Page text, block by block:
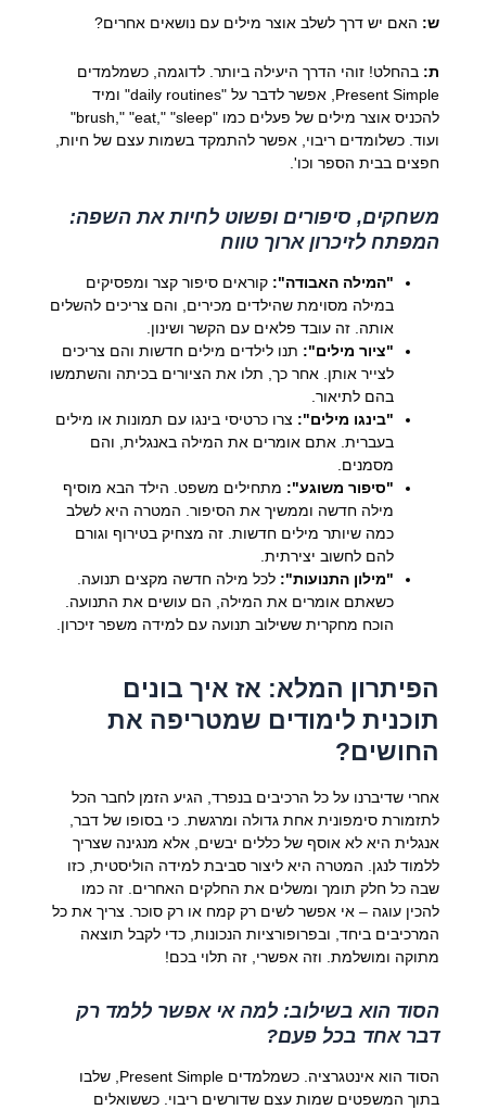
ש: האם יש דרך לשלב אוצר מילים עם נושאים אחרים?
ת: בהחלט! זוהי הדרך היעילה ביותר. לדוגמה, כשמלמדים
Present Simple, אפשר לדבר על "daily routines" ומיד
להכניס אוצר מילים של פעלים כמו "brush," "eat," "sleep"
ועוד. כשלומדים ריבוי, אפשר להתמקד בשמות עצם של חיות,
חפצים בבית הספר וכו'.
משחקים, סיפורים ופשוט לחיות את השפה:
המפתח לזיכרון ארוך טווח
"המילה האבודה": קוראים סיפור קצר ומפסיקים
במילה מסוימת שהילדים מכירים, והם צריכים להשלים
אותה. זה עובד פלאים עם הקשר ושינון.
"ציור מילים": תנו לילדים מילים חדשות והם צריכים
לצייר אותן. אחר כך, תלו את הציורים בכיתה והשתמשו
בהם לתיאור.
"בינגו מילים": צרו כרטיסי בינגו עם תמונות או מילים
בעברית. אתם אומרים את המילה באנגלית, והם
מסמנים.
"סיפור משוגע": מתחילים משפט. הילד הבא מוסיף
מילה חדשה וממשיך את הסיפור. המטרה היא לשלב
כמה שיותר מילים חדשות. זה מצחיק בטירוף וגורם
להם לחשוב יצירתית.
"מילון התנועות": לכל מילה חדשה מקצים תנועה.
כשאתם אומרים את המילה, הם עושים את התנועה.
הוכח מחקרית ששילוב תנועה עם למידה משפר זיכרון.
הפיתרון המלא: אז איך בונים
תוכנית לימודים שמטריפה את
החושים?
אחרי שדיברנו על כל הרכיבים בנפרד, הגיע הזמן לחבר הכל
לתזמורת סימפונית אחת גדולה ומרגשת. כי בסופו של דבר,
אנגלית היא לא אוסף של כללים יבשים, אלא מנגינה שצריך
ללמוד לנגן. המטרה היא ליצור סביבת למידה הוליסטית, כזו
שבה כל חלק תומך ומשלים את החלקים האחרים. זה כמו
להכין עוגה – אי אפשר לשים רק קמח או רק סוכר. צריך את כל
המרכיבים ביחד, ובפרופורציות הנכונות, כדי לקבל תוצאה
מתוקה ומושלמת. וזה אפשרי, זה תלוי בכם!
הסוד הוא בשילוב: למה אי אפשר ללמד רק
דבר אחד בכל פעם?
הסוד הוא אינטגרציה. כשמלמדים Present Simple, שלבו
בתוך המשפטים שמות עצם שדורשים ריבוי. כששואלים